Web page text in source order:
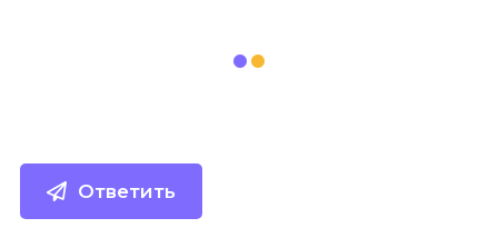
Ответить